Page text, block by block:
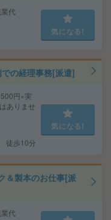
代
気になる!
の経理事務[派遣]
円×実
ありませ
歩10分
気になる!
＆製本のお仕事[派
代